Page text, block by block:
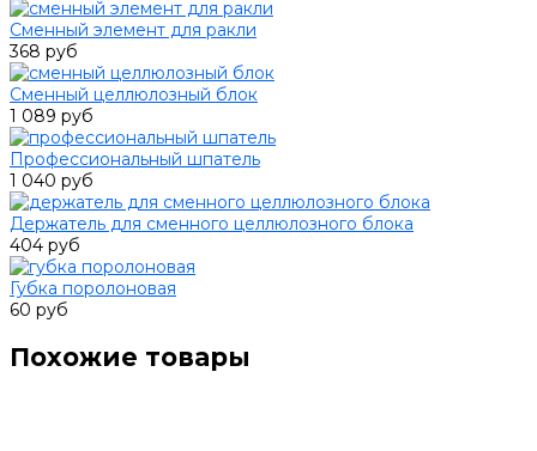
Сменный элемент для ракли
368 руб
Сменный целлюлозный блок
1 089 руб
Профессиональный шпатель
1 040 руб
Держатель для сменного целлюлозного блока
404 руб
Губка поролоновая
60 руб
Похожие товары